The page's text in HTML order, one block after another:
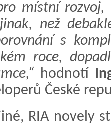
místní
než
s
roce,
hodnotí
České
RIA novely